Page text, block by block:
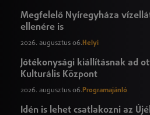
Megfelelő Nyíregyháza
ellenére is
2026. augusztus 06. Helyi
Jótékonysági kiállításnak ad
Kulturális Központ
2026. augusztus 06. Programajánló
Idén is lehet csatlakozni az